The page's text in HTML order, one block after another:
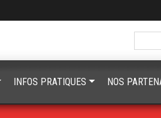
INFOS PRATIQUES NOS